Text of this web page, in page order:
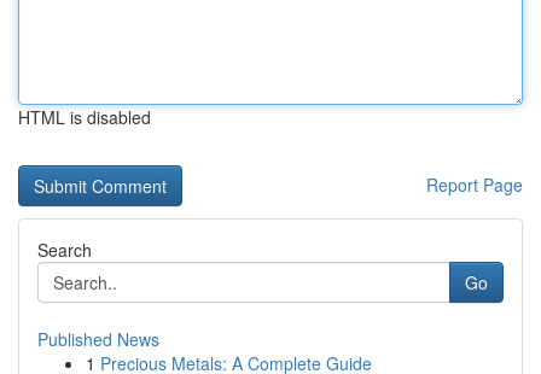
HTML is disabled
Report Page
Search
Go
Published News
1 Precious Metals: A Complete Guide